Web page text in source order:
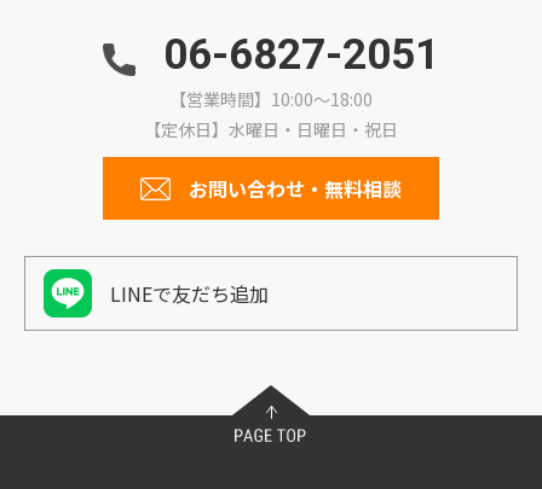
06-6827-2051
【営業時間】10:00～18:00
【定休日】水曜日・日曜日・祝日
お問い合わせ・無料相談
LINEで友だち追加